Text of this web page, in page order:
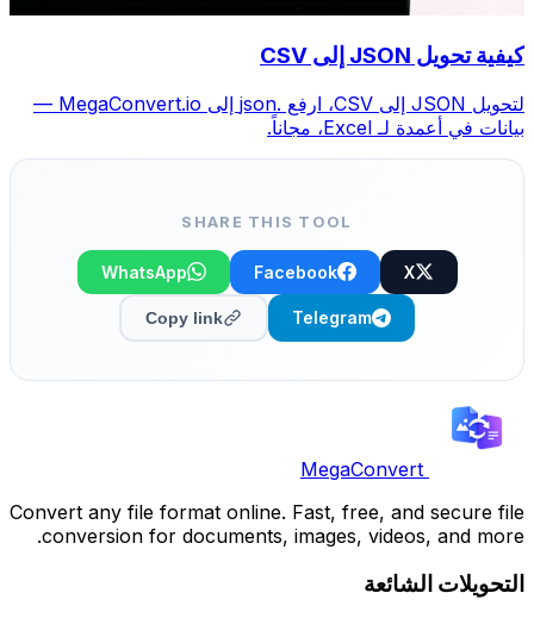
كيفية تحويل JSON إلى CSV
لتحويل JSON إلى CSV، ارفع .json إلى MegaConvert.io —
بيانات في أعمدة لـ Excel، مجاناً.
SHARE THIS TOOL
X
Facebook
WhatsApp
Telegram
Copy link
MegaConvert
Convert any file format online. Fast, free, and secure file
conversion for documents, images, videos, and more.
التحويلات الشائعة